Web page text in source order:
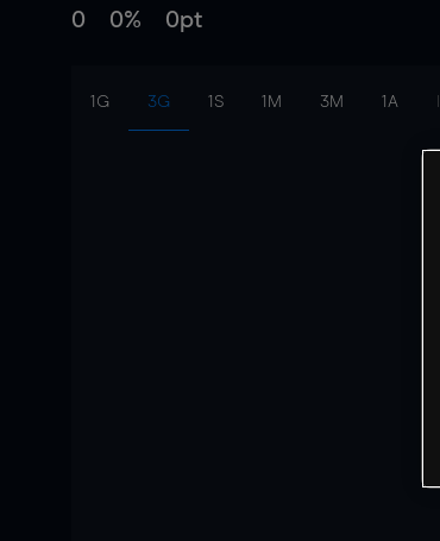
0 0% 0pt
1G 3G 1S 1M 3M 1A